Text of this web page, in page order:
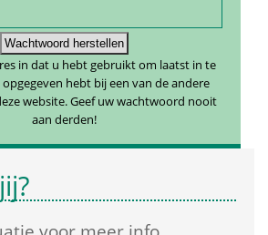
in dat u hebt gebruikt om laatst in te
hebt bij een van de andere
website. Geef uw wachtwoord nooit
aan derden!